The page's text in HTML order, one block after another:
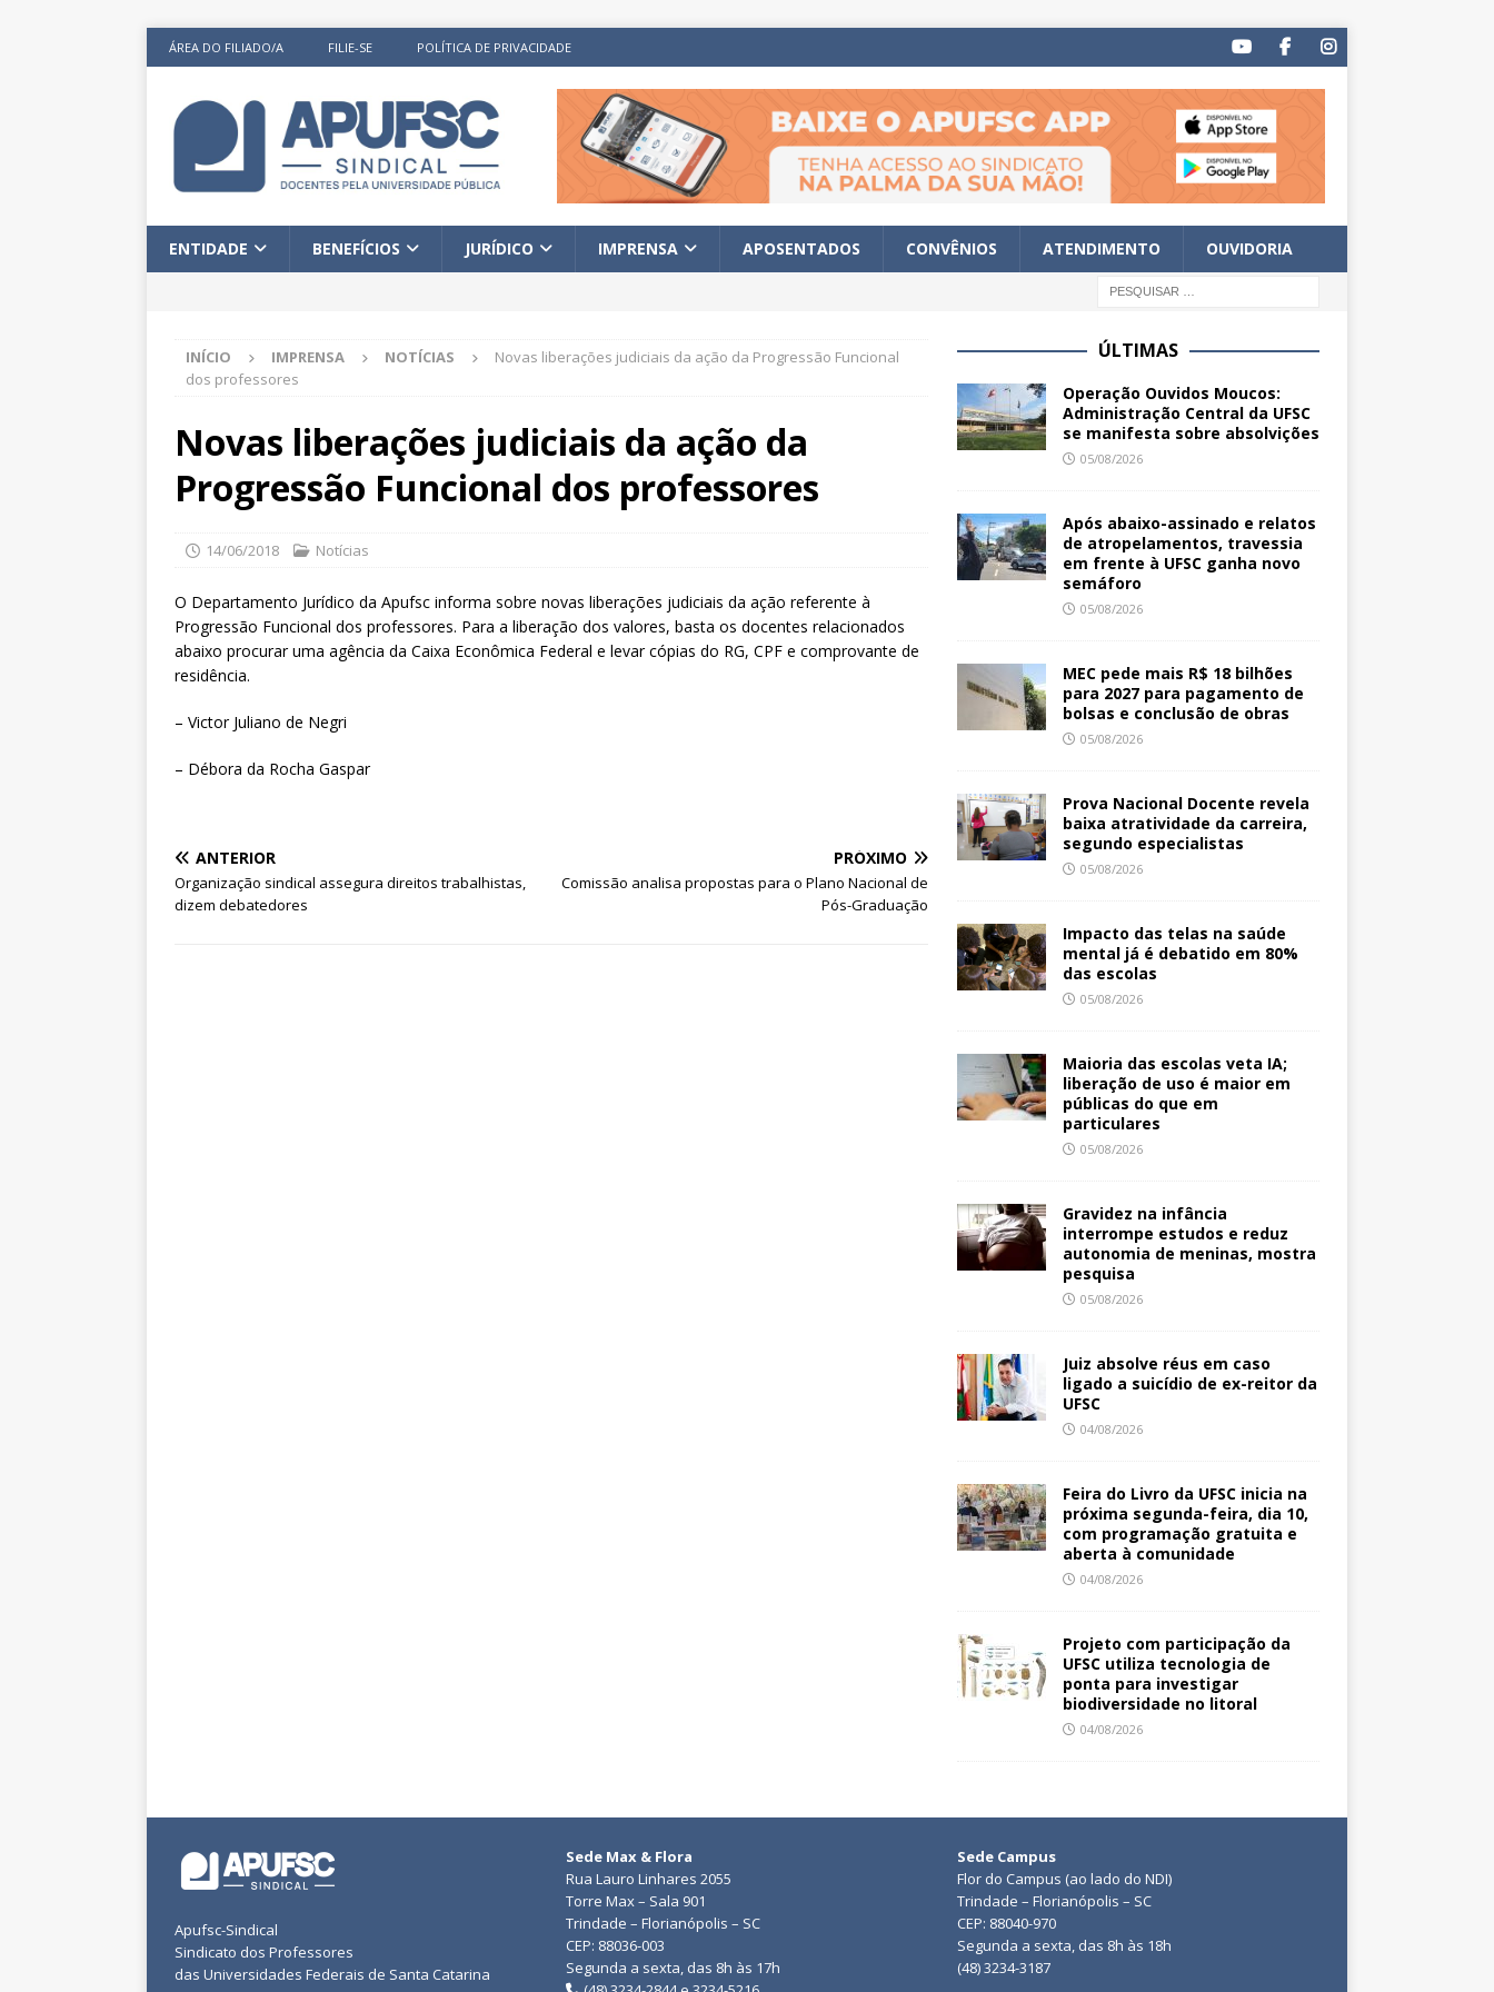
ÁREA DO FILIADO/A FILIE-SE POLÍTICA DE PRIVACIDADE
ENTIDADE BENEFÍCIOS JURÍDICO IMPRENSA APOSENTADOS CONVÊNIOS ATENDIMENTO OUVIDORIA
INÍCIO IMPRENSA NOTÍCIAS
Novas liberações judiciais da ação da Progressão Funcional
dos professores
Novas liberações judiciais da ação da
Progressão Funcional dos professores
14/06/2018 Notícias
O Departamento Jurídico da Apufsc informa sobre novas liberações judiciais da ação referente à
Progressão Funcional dos professores. Para a liberação dos valores, basta os docentes relacionados
abaixo procurar uma agência da Caixa Econômica Federal e levar cópias do RG, CPF e comprovante de
residência.
– Victor Juliano de Negri
– Débora da Rocha Gaspar
ANTERIOR
Organização sindical assegura direitos trabalhistas,
dizem debatedores
PRÓXIMO
Comissão analisa propostas para o Plano Nacional de
Pós-Graduação
ÚLTIMAS
Operação Ouvidos Moucos:
Administração Central da UFSC
se manifesta sobre absolvições
05/08/2026
Após abaixo-assinado e relatos
de atropelamentos, travessia
em frente à UFSC ganha novo
semáforo
05/08/2026
MEC pede mais R$ 18 bilhões
para 2027 para pagamento de
bolsas e conclusão de obras
05/08/2026
Prova Nacional Docente revela
baixa atratividade da carreira,
segundo especialistas
05/08/2026
Impacto das telas na saúde
mental já é debatido em 80%
das escolas
05/08/2026
Maioria das escolas veta IA;
liberação de uso é maior em
públicas do que em
particulares
05/08/2026
Gravidez na infância
interrompe estudos e reduz
autonomia de meninas, mostra
pesquisa
05/08/2026
Juiz absolve réus em caso
ligado a suicídio de ex-reitor da
UFSC
04/08/2026
Feira do Livro da UFSC inicia na
próxima segunda-feira, dia 10,
com programação gratuita e
aberta à comunidade
04/08/2026
Projeto com participação da
UFSC utiliza tecnologia de
ponta para investigar
biodiversidade no litoral
04/08/2026
Apufsc-Sindical
Sindicato dos Professores
das Universidades Federais de Santa Catarina
Sede Max & Flora
Rua Lauro Linhares 2055
Torre Max – Sala 901
Trindade – Florianópolis – SC
CEP: 88036-003
Segunda a sexta, das 8h às 17h
Sede Campus
Flor do Campus (ao lado do NDI)
Trindade – Florianópolis – SC
CEP: 88040-970
Segunda a sexta, das 8h às 18h
(48) 3234-3187